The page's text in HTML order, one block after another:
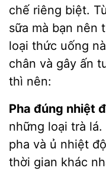
chế riêng biệt.
sữa mà bạn nên
loại thức uống
chân và gây ấn
thì nên:
Pha đúng nhiệt
những loại trà
pha và ủ nhiệt
thời gian khác